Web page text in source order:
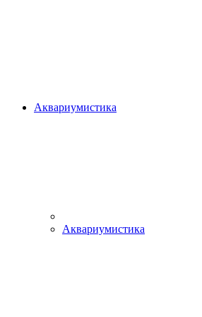
Аквариумистика
Аквариумистика